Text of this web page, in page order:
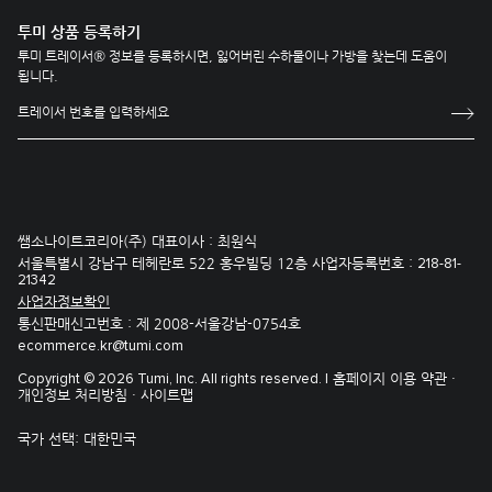
투미 상품 등록하기
투미 트레이서® 정보를 등록하시면, 잃어버린 수하물이나 가방을 찾는데 도움이
됩니다.
쌤소나이트코리아(주) 대표이사 : 최원식
서울특별시 강남구 테헤란로 522 홍우빌딩 12층 사업자등록번호 : 218-81-
21342
사업자정보확인
통신판매신고번호 : 제 2008-서울강남-0754호
ecommerce.kr@tumi.com
Copyright © 2026 Tumi, Inc. All rights reserved. |
홈페이지 이용 약관 ·
개인정보 처리방침 · 사이트맵
국가 선택: 대한민국